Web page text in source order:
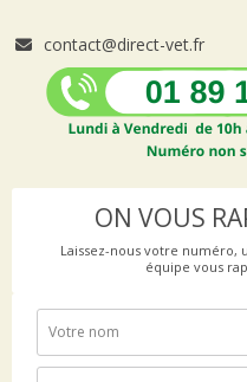
contact@direct-vet.fr
ON VOUS
Laissez-nous votre numéro,
équipe vous